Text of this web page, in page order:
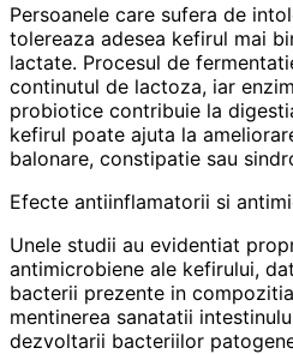
Persoanele care sufera de
tolereaza adesea kefirul mai
lactate. Procesul de
continutul de lactoza, iar
probiotice contribuie la
kefirul poate ajuta la
balonare, constipatie sau
Efecte antiinflamatorii si
Unele studii au evidentiat
antimicrobiene ale kefirului,
bacterii prezente in
mentinerea sanatatii
dezvoltarii bacteriilor